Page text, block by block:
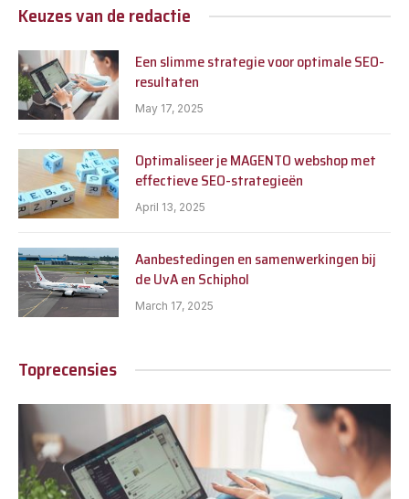
Keuzes van de redactie
Een slimme strategie voor optimale SEO-
resultaten
May 17, 2025
Optimaliseer je MAGENTO webshop met
effectieve SEO-strategieën
April 13, 2025
Aanbestedingen en samenwerkingen bij
de UvA en Schiphol
March 17, 2025
Toprecensies